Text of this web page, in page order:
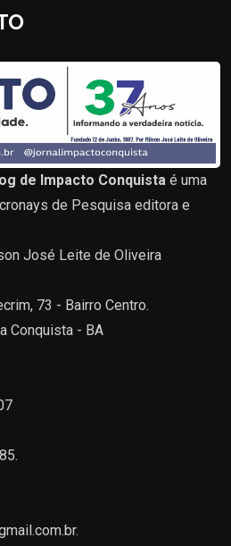
de Impacto Conquista é uma
de Pesquisa editora e
José Leite de Oliveira
73 - Bairro Centro.
Conquista - BA
.